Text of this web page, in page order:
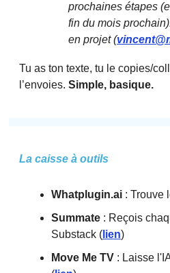
prochaines étapes
fin du mois
en projet (
Tu as ton texte, tu le copies/
l’envoies. Simple, basique.
La caisse à outils
Whatplugin.ai : Trouve
Summate : Reçois
Substack ( lien)
Move Me TV : Laisse